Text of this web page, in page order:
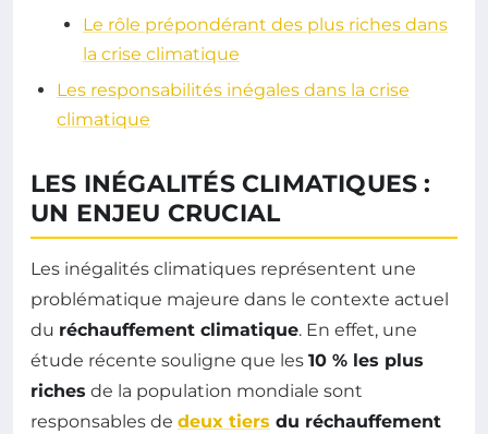
Le rôle prépondérant des plus riches dans
la crise climatique
Les responsabilités inégales dans la crise
climatique
LES INÉGALITÉS CLIMATIQUES :
UN ENJEU CRUCIAL
Les inégalités climatiques représentent une
problématique majeure dans le contexte actuel
du réchauffement climatique. En effet, une
étude récente souligne que les 10 % les plus
riches de la population mondiale sont
responsables de deux tiers du réchauffement